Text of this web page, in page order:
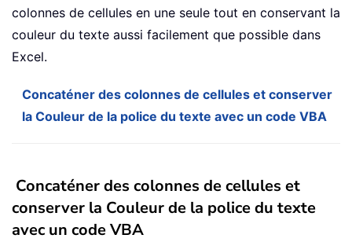
colonnes de cellules en une seule tout en conservant la
couleur du texte aussi facilement que possible dans
Excel.
Concaténer des colonnes de cellules et conserver
la Couleur de la police du texte avec un code VBA
Concaténer des colonnes de cellules et
conserver la Couleur de la police du texte
avec un code VBA